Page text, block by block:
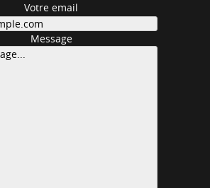
Votre email
Message